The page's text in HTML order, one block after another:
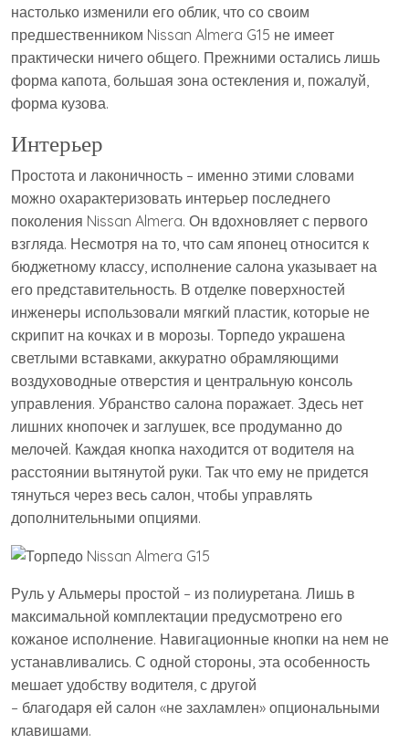
настолько изменили его облик, что со своим
предшественником Nissan Almera G15 не имеет
практически ничего общего. Прежними остались лишь
форма капота, большая зона остекления и, пожалуй,
форма кузова.
Интерьер
Простота и лаконичность – именно этими словами
можно охарактеризовать интерьер последнего
поколения Nissan Almera. Он вдохновляет с первого
взгляда. Несмотря на то, что сам японец относится к
бюджетному классу, исполнение салона указывает на
его представительность. В отделке поверхностей
инженеры использовали мягкий пластик, которые не
скрипит на кочках и в морозы. Торпедо украшена
светлыми вставками, аккуратно обрамляющими
воздуховодные отверстия и центральную консоль
управления. Убранство салона поражает. Здесь нет
лишних кнопочек и заглушек, все продуманно до
мелочей. Каждая кнопка находится от водителя на
расстоянии вытянутой руки. Так что ему не придется
тянуться через весь салон, чтобы управлять
дополнительными опциями.
Руль у Альмеры простой – из полиуретана. Лишь в
максимальной комплектации предусмотрено его
кожаное исполнение. Навигационные кнопки на нем не
устанавливались. С одной стороны, эта особенность
мешает удобству водителя, с другой
– благодаря ей салон «не захламлен» опциональными
клавишами.